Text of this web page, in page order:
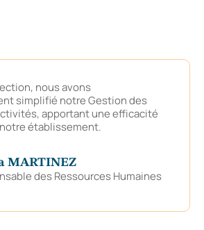
nous avons
simplifié notre Gestion des
apportant une efficacité
établissement.
MARTINEZ
des Ressources Humaines